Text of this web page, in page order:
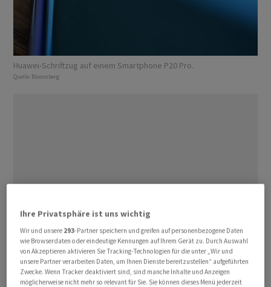
Huawei-Schriftzug auf einem Smartphone P20 Pro.
Quelle: Bloomberg
Ihre Privatsphäre ist uns wichtig
Wir und unsere 293-Partner speichern und greifen auf personenbezogene Daten
wie Browserdaten oder eindeutige Kennungen auf Ihrem Gerät zu. Durch Auswahl
von Akzeptieren aktivieren Sie Tracking-Technologien für die unter „Wir und
unsere Partner verarbeiten Daten, um Ihnen Dienste bereitzustellen“ aufgeführten
Zwecke. Wenn Tracker deaktiviert sind, sind manche Inhalte und Anzeigen
möglicherweise nicht mehr so relevant für Sie. Sie können dieses Menü jederzeit